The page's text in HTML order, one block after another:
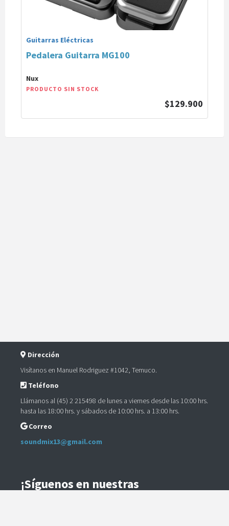
Guitarras Eléctricas
Pedalera Guitarra MG100
Nux
PRODUCTO SIN STOCK
$129.900
Dirección
Visítanos en Manuel Rodriguez #1042, Temuco.
Teléfono
Llámanos al (45) 2 215498 de lunes a viernes desde las 10:00 hrs.
hasta las 18:00 hrs. y sábados de 10:00 hrs. a 13:00 hrs.
Correo
soundmix13@gmail.com
¡Síguenos en nuestras